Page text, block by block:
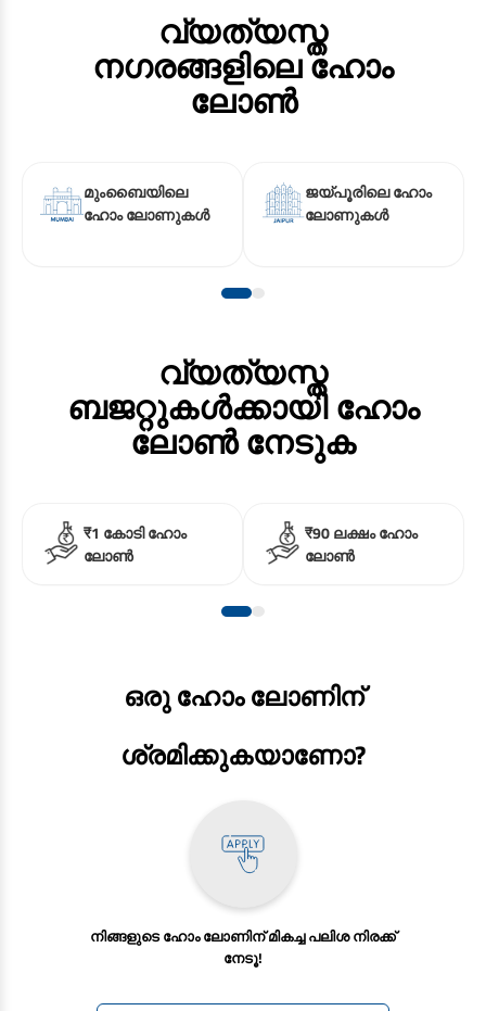
വ്യത്യസ്ത
നഗരങ്ങളിലെ ഹോം
ലോൺ
മുംബൈയിലെ
ഹോം ലോണുകൾ
ജയ്പൂരിലെ ഹോം
ലോണുകൾ
വ്യത്യസ്ത
ബജറ്റുകൾക്കായി ഹോം
ലോൺ നേടുക
₹1 കോടി ഹോം
ലോൺ
₹90 ലക്ഷം ഹോം
ലോൺ
ഒരു ഹോം ലോണിന്
ശ്രമിക്കുകയാണോ?
നിങ്ങളുടെ ഹോം ലോണിന് മികച്ച പലിശ നിരക്ക്
നേടൂ!
ഗോൾഡ് ലോൺ